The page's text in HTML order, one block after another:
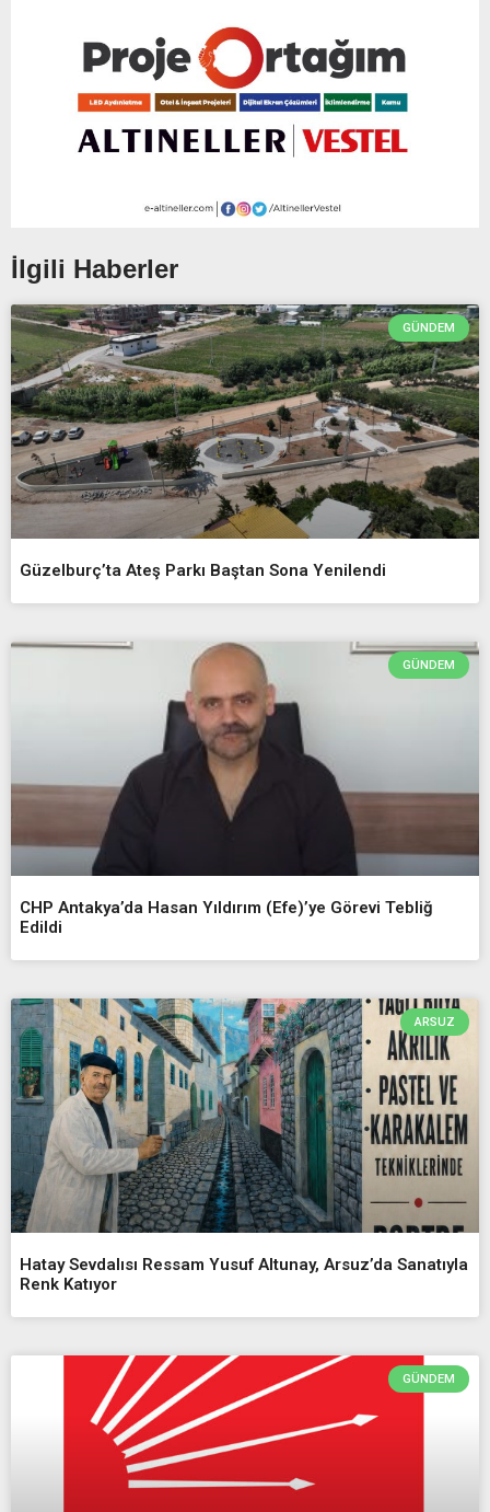
İlgili Haberler
GÜNDEM
Güzelburç’ta Ateş Parkı Baştan Sona Yenilendi
GÜNDEM
CHP Antakya’da Hasan Yıldırım (Efe)’ye Görevi Tebliğ
Edildi
ARSUZ
Hatay Sevdalısı Ressam Yusuf Altunay, Arsuz’da Sanatıyla
Renk Katıyor
GÜNDEM